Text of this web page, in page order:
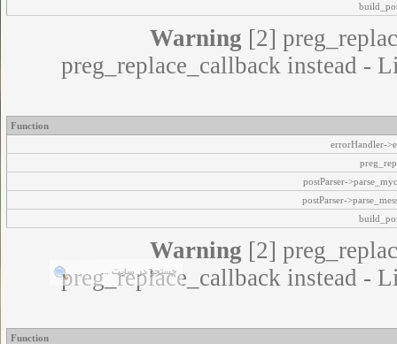
Warning [2]
preg_replace_callback instead -
Function
errorHandler-
postParser-
postParser-
Warning [2]
preg_replace_callback instead -
Function